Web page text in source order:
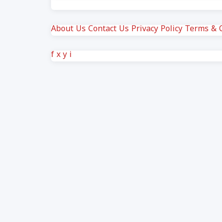
About Us Contact Us Privacy Policy Terms &
f x y i